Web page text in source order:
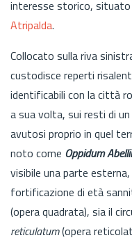
interesse storico,
Atripalda.
Collocato sulla riva
custodisce reperti
identificabili con la città
a sua volta, sui resti di un
avutosi proprio in quel
noto come Oppidum
visibile una parte
fortificazione di età
(opera quadrata), sia il
reticulatum(opera